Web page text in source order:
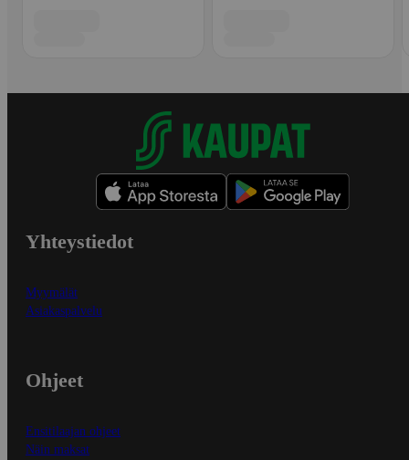
Yhteystiedot
Myymälät
Asiakaspalvelu
Ohjeet
Ensitilaajan ohjeet
Näin maksat